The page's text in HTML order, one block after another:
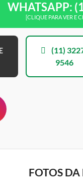
WHATSAPP:
[CLIQUE PARA VER E
(11)
9546
FOTOS DA